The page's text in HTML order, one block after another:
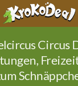
Circus